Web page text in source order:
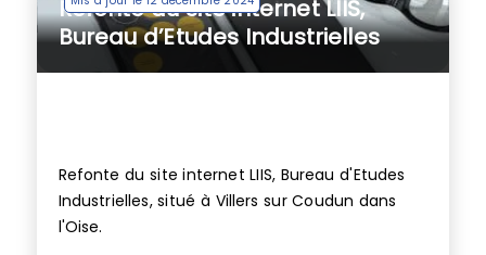
Refonte du site internet LIIS,
Bureau d’Etudes Industrielles
Refonte du site internet LIIS, Bureau d'Etudes
Industrielles, situé à Villers sur Coudun dans
l'Oise.